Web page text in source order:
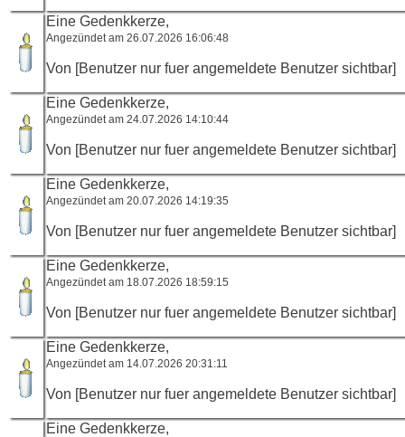
Eine Gedenkkerze,
Angezündet am 26.07.2026 16:06:48
Von [Benutzer nur fuer angemeldete Benutzer sichtbar]
Eine Gedenkkerze,
Angezündet am 24.07.2026 14:10:44
Von [Benutzer nur fuer angemeldete Benutzer sichtbar]
Eine Gedenkkerze,
Angezündet am 20.07.2026 14:19:35
Von [Benutzer nur fuer angemeldete Benutzer sichtbar]
Eine Gedenkkerze,
Angezündet am 18.07.2026 18:59:15
Von [Benutzer nur fuer angemeldete Benutzer sichtbar]
Eine Gedenkkerze,
Angezündet am 14.07.2026 20:31:11
Von [Benutzer nur fuer angemeldete Benutzer sichtbar]
Eine Gedenkkerze,